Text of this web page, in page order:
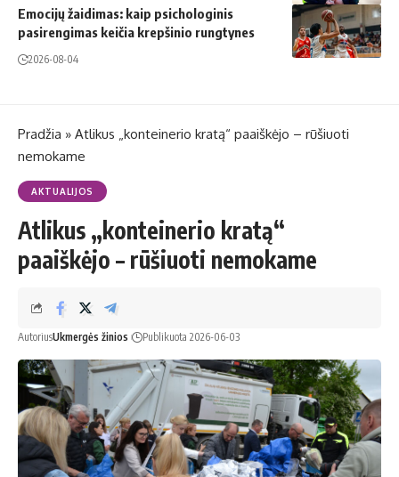
Emocijų žaidimas: kaip psichologinis
pasirengimas keičia krepšinio rungtynes
2026-08-04
Pradžia » Atlikus „konteinerio kratą“ paaiškėjo – rūšiuoti
nemokame
AKTUALIJOS
Atlikus „konteinerio kratą“
paaiškėjo – rūšiuoti nemokame
AutoriusUkmergės žinios Publikuota 2026-06-03